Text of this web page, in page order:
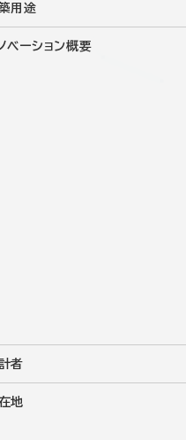
用途
ベーション概要
者
地